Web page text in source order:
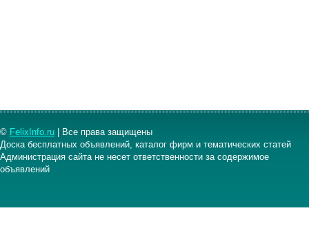
© FelixInfo.ru | Все права защищены
Доска бесплатных объявлений, каталог фирм и тематических статей
Администрация сайта не несет ответственности за содержимое
объявлений